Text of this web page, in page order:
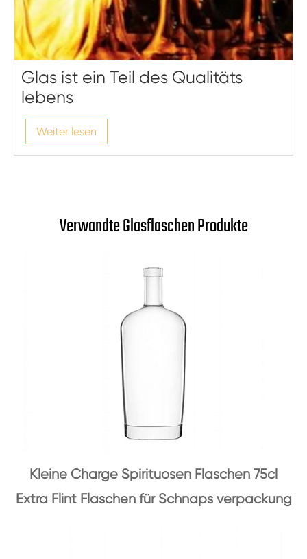
Glas ist ein Teil des Qualitäts
lebens
Weiter lesen
Verwandte Glasflaschen Produkte
Kleine Charge Spirituosen Flaschen 75cl
Extra Flint Flaschen für Schnaps verpackung